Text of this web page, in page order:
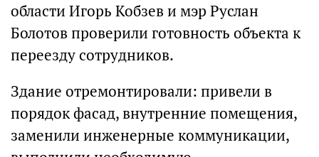
области Игорь Кобзев и мэр Руслан
Болотов проверили готовность объекта к
переезду сотрудников.
Здание отремонтировали: привели в
порядок фасад, внутренние помещения,
заменили инженерные коммуникации,